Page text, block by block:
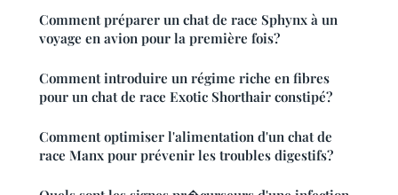
Comment préparer un chat de race Sphynx à un
voyage en avion pour la première fois?
Comment introduire un régime riche en fibres
pour un chat de race Exotic Shorthair constipé?
Comment optimiser l'alimentation d'un chat de
race Manx pour prévenir les troubles digestifs?